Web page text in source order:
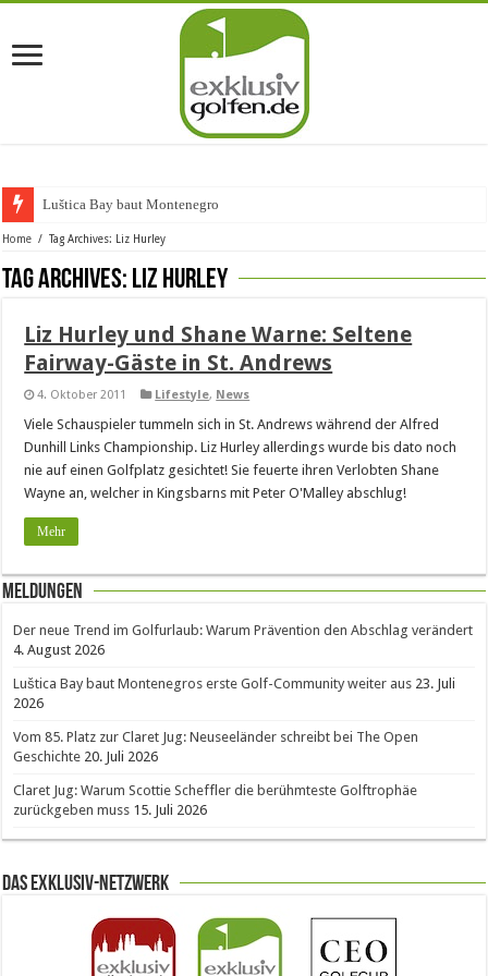
Luštica Bay baut Montenegros er
Home / Tag Archives: Liz Hurley
Tag Archives: Liz Hurley
Liz Hurley und Shane Warne: Seltene
Fairway-Gäste in St. Andrews
4. Oktober 2011 Lifestyle, News
Viele Schauspieler tummeln sich in St. Andrews während der Alfred
Dunhill Links Championship. Liz Hurley allerdings wurde bis dato noch
nie auf einen Golfplatz gesichtet! Sie feuerte ihren Verlobten Shane
Wayne an, welcher in Kingsbarns mit Peter O'Malley abschlug!
Mehr
Meldungen
Der neue Trend im Golfurlaub: Warum Prävention den Abschlag verändert
4. August 2026
Luštica Bay baut Montenegros erste Golf-Community weiter aus 23. Juli
2026
Vom 85. Platz zur Claret Jug: Neuseeländer schreibt bei The Open
Geschichte 20. Juli 2026
Claret Jug: Warum Scottie Scheffler die berühmteste Golftrophäe
zurückgeben muss 15. Juli 2026
Das Exklusiv-Netzwerk